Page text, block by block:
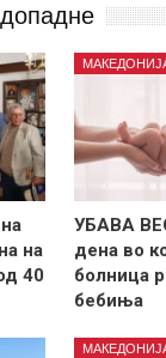
на
40
УБАВА
дена во
болница
бебиња